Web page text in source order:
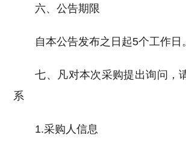
六、公告期限
自本公告发布之日起5个工作日
七、凡对本次采购提出询问，
系
1.采购人信息